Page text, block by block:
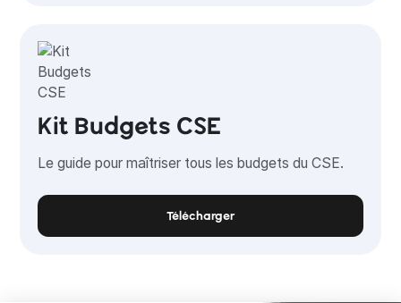
Kit Budgets CSE
Le guide pour maîtriser tous les budgets du CSE.
Télécharger